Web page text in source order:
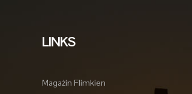
LINKS
Magażin Flimkien